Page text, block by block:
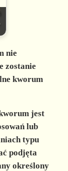
nie
zostanie
kworum
jest
lub
typu
podjęta
określony